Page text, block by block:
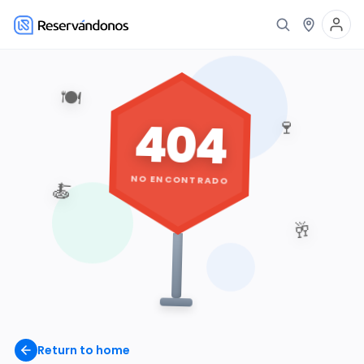
Return to home
🍽️
🍷
🥂
🍝
404
NO ENCONTRADO